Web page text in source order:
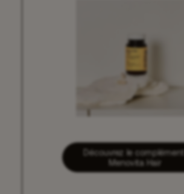
Découvrez le complément
Menovita Hair